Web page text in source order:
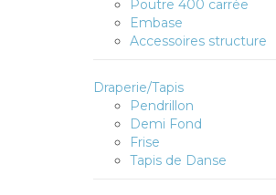
Poutre 400 carrée
Embase
Accessoires structure
Draperie/Tapis
Pendrillon
Demi Fond
Frise
Tapis de Danse